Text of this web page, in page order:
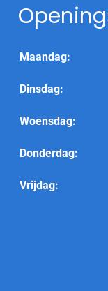
Maandag:
Dinsdag:
Woensdag:
Donderdag:
Vrijdag: